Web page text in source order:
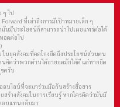
ๆ ไป
ที่เล่าถึงการมีเป้าหมายเล็ก ๆ
นมีประโยชน์ก็สามารถนำไปเผยแพร่ต่อได้
อดต่อไป
ในยุคสังคมที่คดโกงยึดถึงประโยชน์ส่วนตน
คิดว่าพวกด้านได้อายอดมักได้ดี แต่หากยึด
ครับ
อนไลน์ที่จะมาร่วมมือกันสร้างสื่อสาร
สร้างสังคมในการเรียนรู้ หากใครคิดว่ามันมี
อบแทนกลับมา